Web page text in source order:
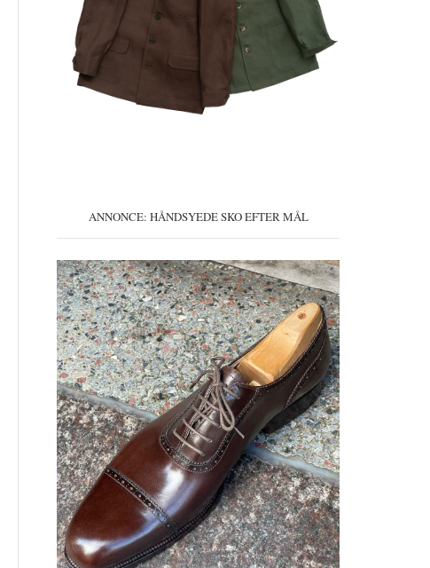
ANNONCE: HÅNDSYEDE SKO EFTER MÅL